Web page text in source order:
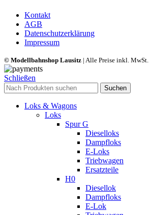
Kontakt
AGB
Datenschutzerklärung
Impressum
© Modellbahnshop Lausitz | Alle Preise inkl. MwSt.
Schließen
Suchen
Loks & Wagons
Loks
Spur G
Dieselloks
Dampfloks
E-Loks
Triebwagen
Ersatzteile
H0
Diesellok
Dampfloks
E-Lok